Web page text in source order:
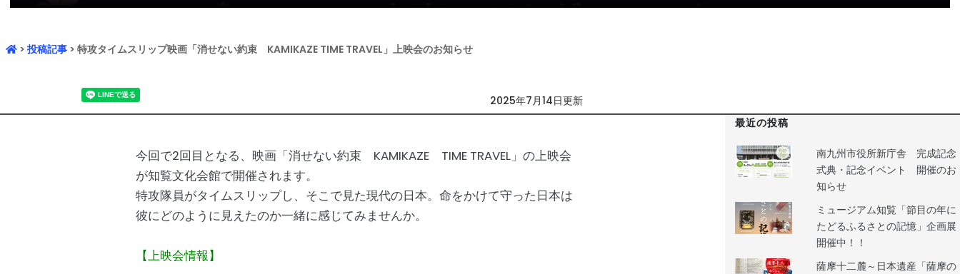
> 投稿記事> 特攻タイムスリップ映画「消せない約束 KAMIKAZE TIME TRAVEL」上映会のお知らせ
2025年7月14日更新
今回で2回目となる、映画「消せない約束 KAMIKAZE TIME TRAVEL」の上映会
が知覧文化会館で開催されます。
特攻隊員がタイムスリップし、そこで見た現代の日本。命をかけて守った日本は
彼にどのように見えたのか一緒に感じてみませんか。
【上映会情報】
最近の投稿
南九州市役所新庁舎 完成記念
式典・記念イベント 開催のお
知らせ
ミュージアム知覧「節目の年に
たどるふるさとの記憶」企画展
開催中！！
薩摩十二麓～日本遺産「薩摩の